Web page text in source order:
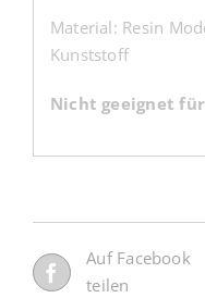
Material: Resin
Kunststoff
Nicht geeignet
Auf Facebook
teilen